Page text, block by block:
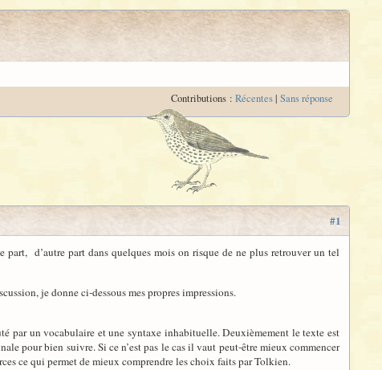
Contributions : Récentes| Sans réponse
#1
d’autre part dans quelques mois on risque de ne plus retrouver un tel
je donne ci-dessous mes propres impressions.
par un vocabulaire et une syntaxe inhabituelle. Deuxièmement le texte est
pour bien suivre. Si ce n’est pas le cas il vaut peut-être mieux commencer
ce qui permet de mieux comprendre les choix faits par Tolkien.